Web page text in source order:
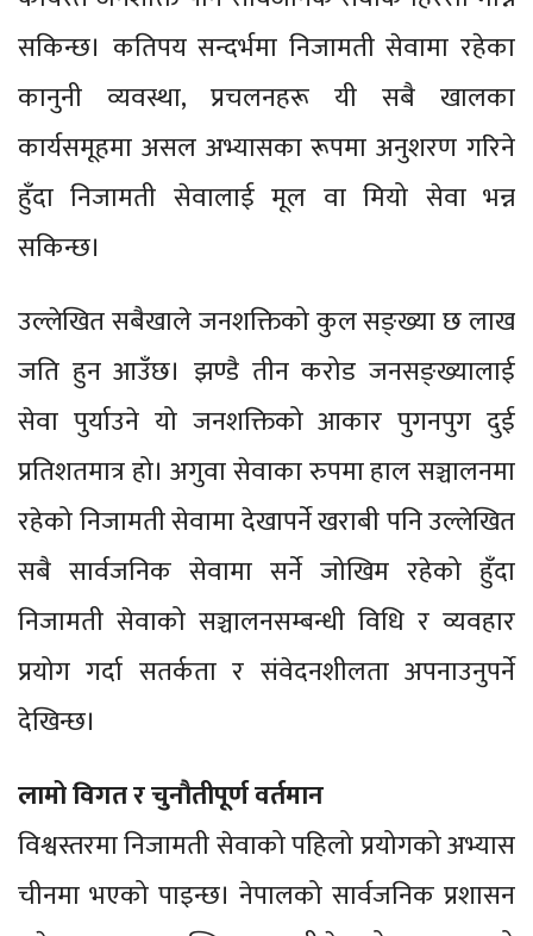
सकिन्छ। कतिपय सन्दर्भमा निजामती सेवामा रहेका
कानुनी व्यवस्था, प्रचलनहरू यी सबै खालका
कार्यसमूहमा असल अभ्यासका रूपमा अनुशरण गरिने
हुँदा निजामती सेवालाई मूल वा मियो सेवा भन्न
सकिन्छ।
उल्लेखित सबैखाले जनशक्तिको कुल सङ्ख्या छ लाख
जति हुन आउँछ। झण्डै तीन करोड जनसङ्ख्यालाई
सेवा पुर्याउने यो जनशक्तिको आकार पुगनपुग दुई
प्रतिशतमात्र हो। अगुवा सेवाका रुपमा हाल सञ्चालनमा
रहेको निजामती सेवामा देखापर्ने खराबी पनि उल्लेखित
सबै सार्वजनिक सेवामा सर्ने जोखिम रहेको हुँदा
निजामती सेवाको सञ्चालनसम्बन्धी विधि र व्यवहार
प्रयोग गर्दा सतर्कता र संवेदनशीलता अपनाउनुपर्ने
देखिन्छ।
लामो विगत र चुनौतीपूर्ण वर्तमान
विश्वस्तरमा निजामती सेवाको पहिलो प्रयोगको अभ्यास
चीनमा भएको पाइन्छ। नेपालको सार्वजनिक प्रशासन